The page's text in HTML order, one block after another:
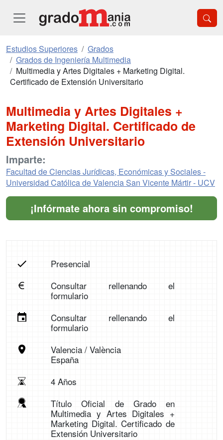
Estudios Superiores
Grados
Grados de Ingeniería Multimedia
Multimedia y Artes Digitales + Marketing Digital.
Certificado de Extensión Universitario
Multimedia y Artes Digitales +
Marketing Digital. Certificado de
Extensión Universitario
Imparte:
Facultad de Ciencias Jurídicas, Económicas y Sociales -
Universidad Católica de Valencia San Vicente Mártir - UCV
¡Infórmate ahora sin compromiso!
Presencial
Consultar rellenando el
formulario
Consultar rellenando el
formulario
Valencia / València
España
4 Años
Título Oficial de Grado en
Multimedia y Artes Digitales +
Marketing Digital. Certificado de
Extensión Universitario